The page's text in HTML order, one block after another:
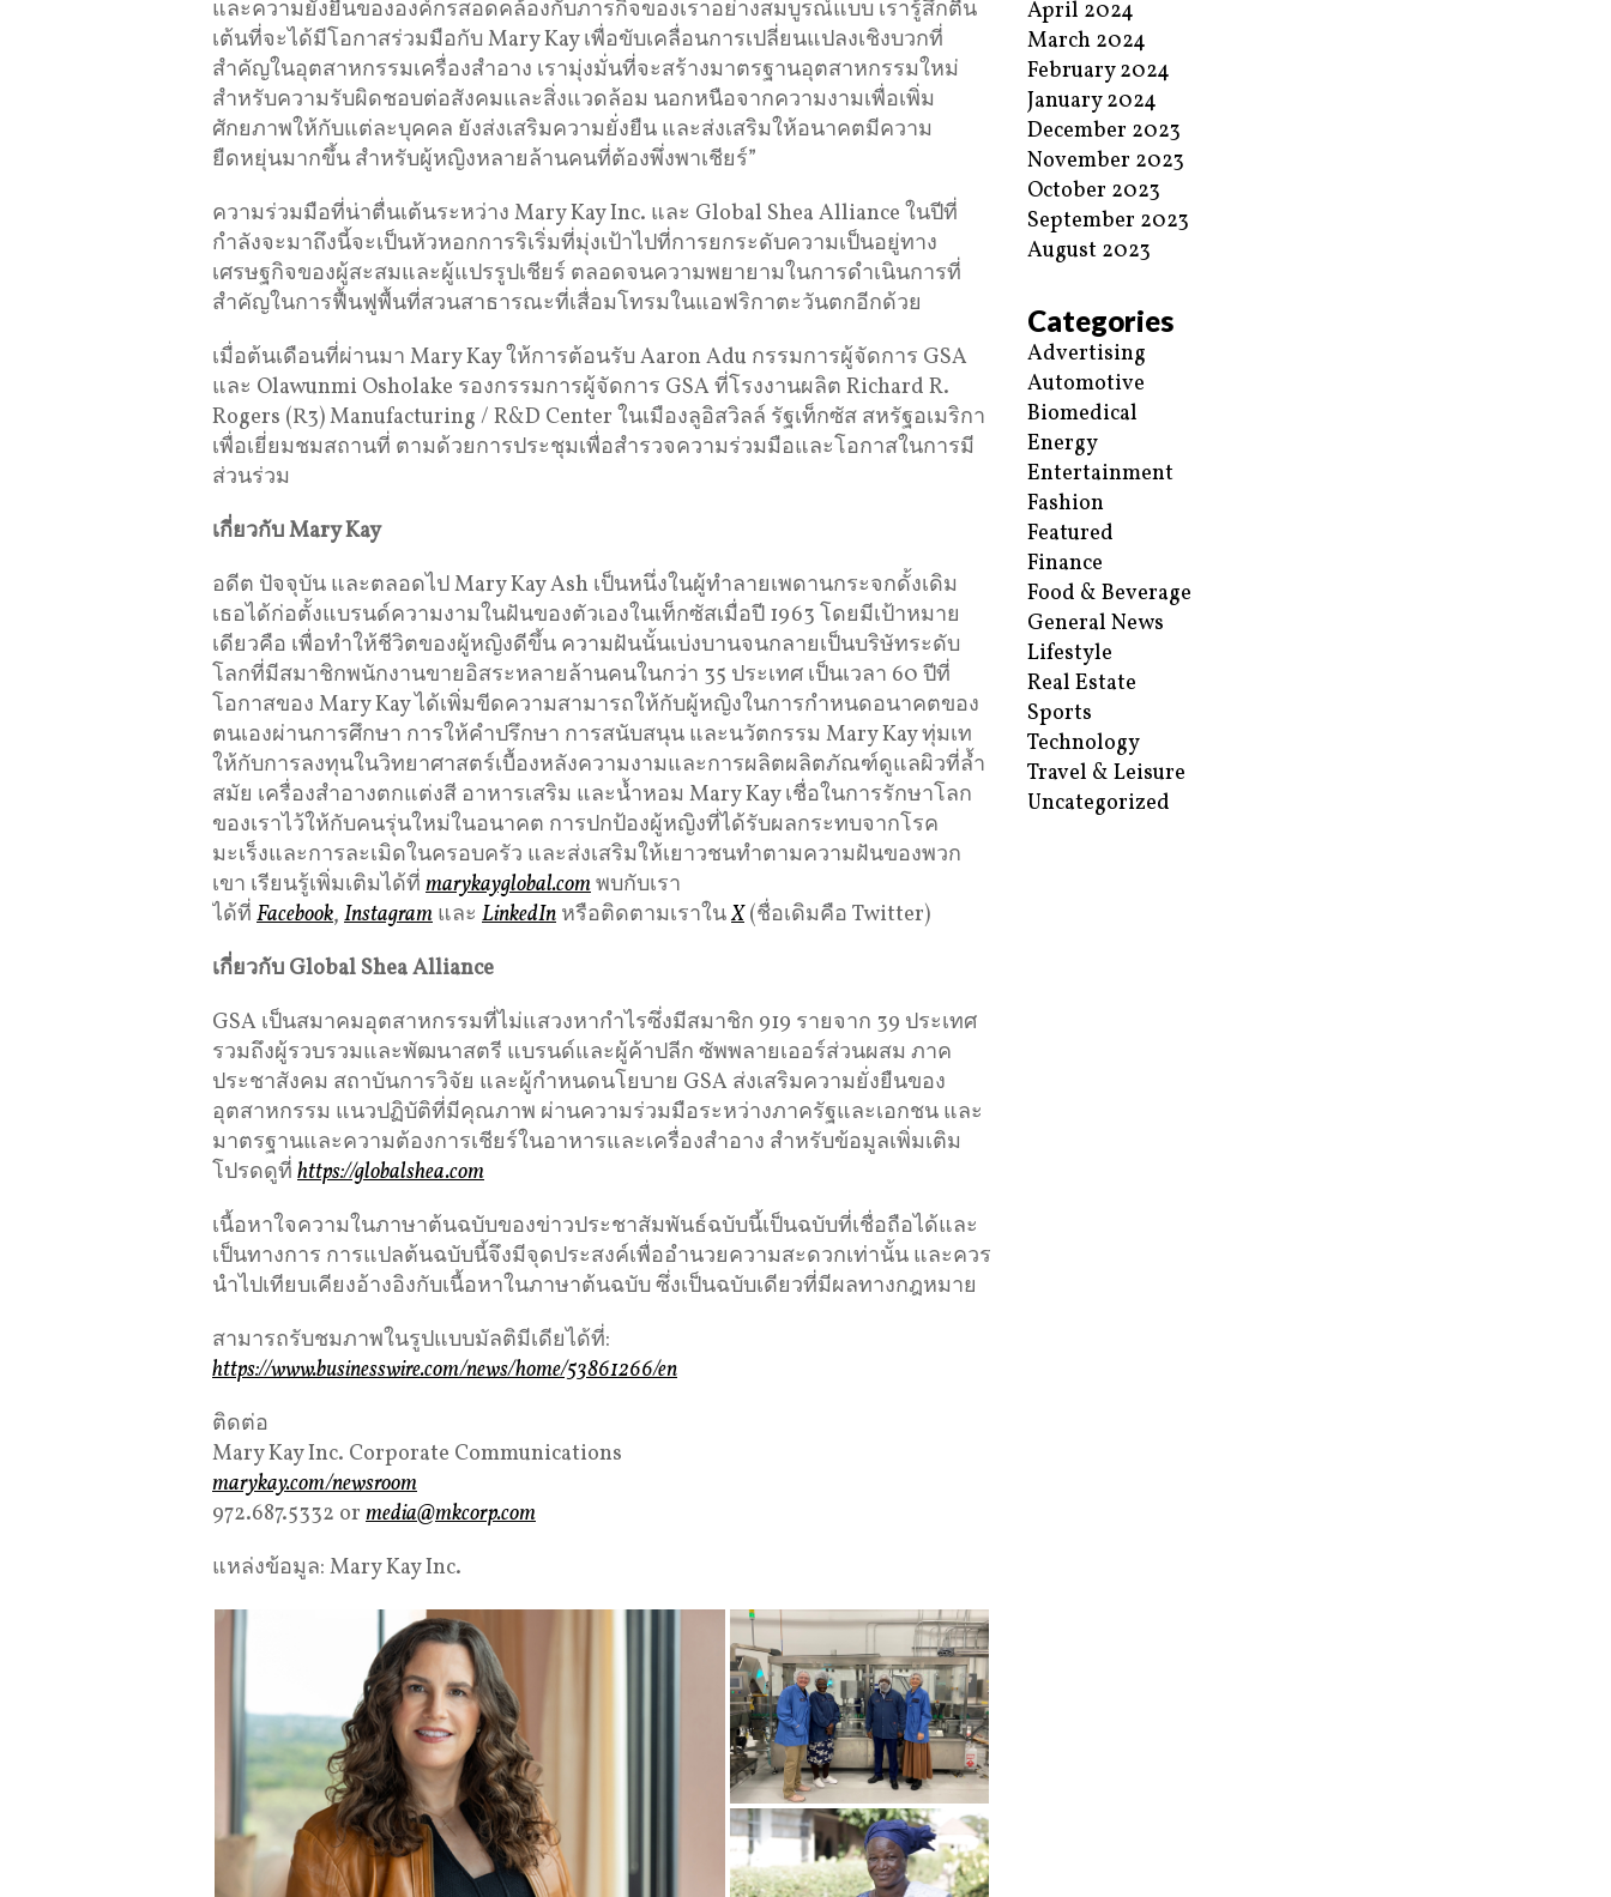
และความยั่งยืนขององค์กรสอดคล้องกับภารกิจของเราอย่างสมบูรณ์แบบ เรารู้สึกตื่น
เต้นที่จะได้มีโอกาสร่วมมือกับ Mary Kay เพื่อขับเคลื่อนการเปลี่ยนแปลงเชิงบวกที่
สำคัญในอุตสาหกรรมเครื่องสำอาง เรามุ่งมั่นที่จะสร้างมาตรฐานอุตสาหกรรมใหม่
สำหรับความรับผิดชอบต่อสังคมและสิ่งแวดล้อม นอกหนือจากความงามเพื่อเพิ่ม
ศักยภาพให้กับแต่ละบุคคล ยังส่งเสริมความยั่งยืน และส่งเสริมให้อนาคตมีความ
ยืดหยุ่นมากขึ้น สำหรับผู้หญิงหลายล้านคนที่ต้องพึ่งพาเชียร์”
ความร่วมมือที่น่าตื่นเต้นระหว่าง Mary Kay Inc. และ Global Shea Alliance ในปีที่
กำลังจะมาถึงนี้จะเป็นหัวหอกการริเริ่มที่มุ่งเป้าไปที่การยกระดับความเป็นอยู่ทาง
เศรษฐกิจของผู้สะสมและผู้แปรรูปเชียร์ ตลอดจนความพยายามในการดำเนินการที่
สำคัญในการฟื้นฟูพื้นที่สวนสาธารณะที่เสื่อมโทรมในแอฟริกาตะวันตกอีกด้วย
เมื่อต้นเดือนที่ผ่านมา Mary Kay ให้การต้อนรับ Aaron Adu กรรมการผู้จัดการ GSA
และ Olawunmi Osholake รองกรรมการผู้จัดการ GSA ที่โรงงานผลิต Richard R.
Rogers (R3) Manufacturing / R&D Center ในเมืองลูอิสวิลล์ รัฐเท็กซัส สหรัฐอเมริกา
เพื่อเยี่ยมชมสถานที่ ตามด้วยการประชุมเพื่อสำรวจความร่วมมือและโอกาสในการมี
ส่วนร่วม
เกี่ยวกับMary Kay
อดีต ปัจจุบัน และตลอดไป Mary Kay Ash เป็นหนึ่งในผู้ทำลายเพดานกระจกดั้งเดิม
เธอได้ก่อตั้งแบรนด์ความงามในฝันของตัวเองในเท็กซัสเมื่อปี 1963 โดยมีเป้าหมาย
เดียวคือ เพื่อทำให้ชีวิตของผู้หญิงดีขึ้น ความฝันนั้นเบ่งบานจนกลายเป็นบริษัทระดับ
โลกที่มีสมาชิกพนักงานขายอิสระหลายล้านคนในกว่า 35 ประเทศ เป็นเวลา 60 ปีที่
โอกาสของ Mary Kay ได้เพิ่มขีดความสามารถให้กับผู้หญิงในการกำหนดอนาคตของ
ตนเองผ่านการศึกษา การให้คำปรึกษา การสนับสนุน และนวัตกรรม Mary Kay ทุ่มเท
ให้กับการลงทุนในวิทยาศาสตร์เบื้องหลังความงามและการผลิตผลิตภัณฑ์ดูแลผิวที่ล้ำ
สมัย เครื่องสำอางตกแต่งสี อาหารเสริม และน้ำหอม Mary Kay เชื่อในการรักษาโลก
ของเราไว้ให้กับคนรุ่นใหม่ในอนาคต การปกป้องผู้หญิงที่ได้รับผลกระทบจากโรค
มะเร็งและการละเมิดในครอบครัว และส่งเสริมให้เยาวชนทำตามความฝันของพวก
เขา เรียนรู้เพิ่มเติมได้ที่ marykayglobal.comพบกับเรา
ได้ที่ Facebook, Instagram และ LinkedIn หรือติดตามเราในX(ชื่อเดิมคือ Twitter)
เกี่ยวกับ Global Shea Alliance
GSA เป็นสมาคมอุตสาหกรรมที่ไม่แสวงหากำไรซึ่งมีสมาชิก 919 รายจาก 39 ประเทศ
รวมถึงผู้รวบรวมและพัฒนาสตรี แบรนด์และผู้ค้าปลีก ซัพพลายเออร์ส่วนผสม ภาค
ประชาสังคม สถาบันการวิจัย และผู้กำหนดนโยบาย GSA ส่งเสริมความยั่งยืนของ
อุตสาหกรรม แนวปฏิบัติที่มีคุณภาพ ผ่านความร่วมมือระหว่างภาครัฐและเอกชน และ
มาตรฐานและความต้องการเชียร์ในอาหารและเครื่องสำอาง สำหรับข้อมูลเพิ่มเติม
โปรดดูที่ https://globalshea.com
เนื้อหาใจความในภาษาต้นฉบับของข่าวประชาสัมพันธ์ฉบับนี้เป็นฉบับที่เชื่อถือได้และ
เป็นทางการ การแปลต้นฉบับนี้จึงมีจุดประสงค์เพื่ออำนวยความสะดวกเท่านั้น และควร
นำไปเทียบเคียงอ้างอิงกับเนื้อหาในภาษาต้นฉบับ ซึ่งเป็นฉบับเดียวที่มีผลทางกฎหมาย
สามารถรับชมภาพในรูปแบบมัลติมีเดียได้ที่:
https://www.businesswire.com/news/home/53861266/en
ติดต่อ
Mary Kay Inc. Corporate Communications
marykay.com/newsroom
972.687.5332 or media@mkcorp.com
แหล่งข้อมูล: Mary Kay Inc.
April 2024
March 2024
February 2024
January 2024
December 2023
November 2023
October 2023
September 2023
August 2023
Categories
Advertising
Automotive
Biomedical
Energy
Entertainment
Fashion
Featured
Finance
Food & Beverage
General News
Lifestyle
Real Estate
Sports
Technology
Travel & Leisure
Uncategorized